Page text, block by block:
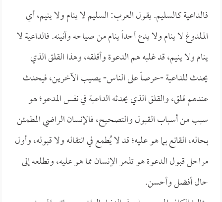
فالداعية كالسليم. يقول العرب: السليم لا ينام ولا ينيم، أي
الملدوغ لا ينام ولا يدع أحداً ينام من صياحه وأنينه. فالداعية لا
ينام ولا ينيم، قد غلبه هم الدعوة وأقلقه، وهذا القلق الذي
يحدث للداعية -حرصاً على الناس- يصيب الآخرين، فيحدث
عندهم قلق، والقلق الذي يحدثه الداعية في نفس المدعو؛ هو
سبب من أسباب القبول والتصحيح، فالإنسان الراضي المطمئن
بحاله، القانع بما هو عليه؛ قد لا يُطمع في انتقاله ولا قبوله، وأول
مراحل قبول الدعوة هو تذمر الإنسان مما هو عليه، وتطلعه إلى
حال أفضل وأحسن.